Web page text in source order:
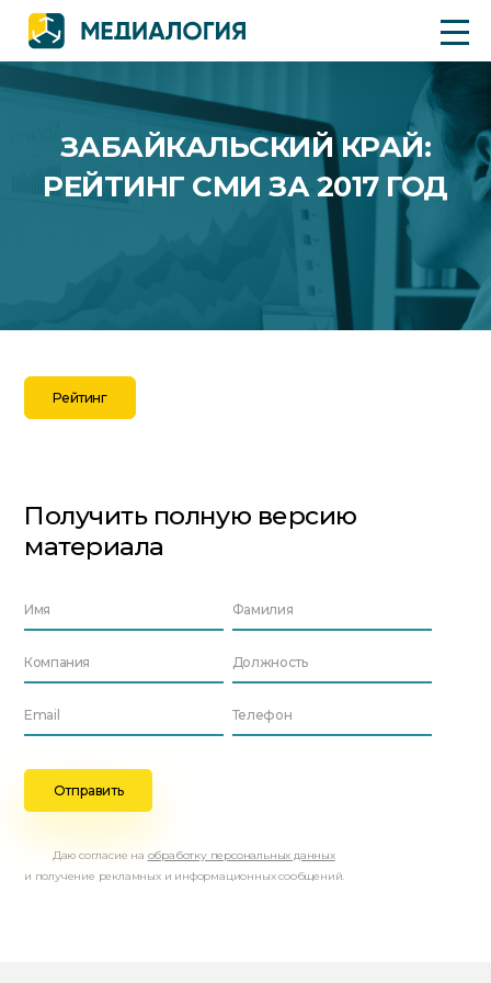
ЗАБАЙКАЛЬСКИЙ КРАЙ:
РЕЙТИНГ СМИ ЗА 2017 ГОД
Рейтинг
Получить полную версию
материала
Даю согласие на обработку персональных данных
и получение рекламных и информационных сообщений.